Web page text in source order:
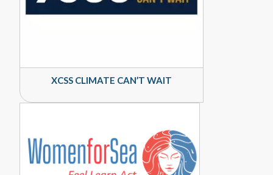
XCSS CLIMATE CAN’T WAIT